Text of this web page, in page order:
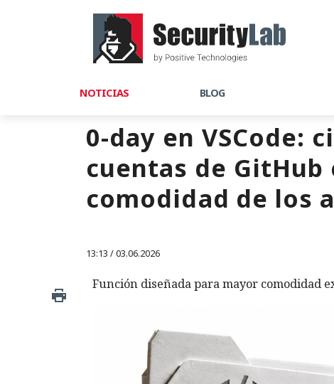
NOTICIAS BLOG
0-day en VSCode:
cuentas de
comodidad de los
13:13 / 03.06.2026
Función diseñada para mayor comodidad